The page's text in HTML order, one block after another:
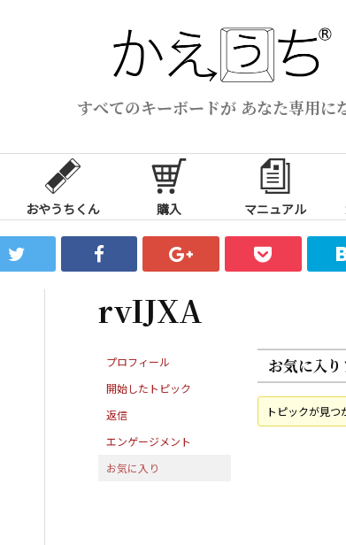
すべてのキーボードが あなた専用に
おやうちくん 購入 マニュアル
rvIJXA
プロフィール
開始したトピック
返信
エンゲージメント
お気に入り
お気に入
トピックが見つ